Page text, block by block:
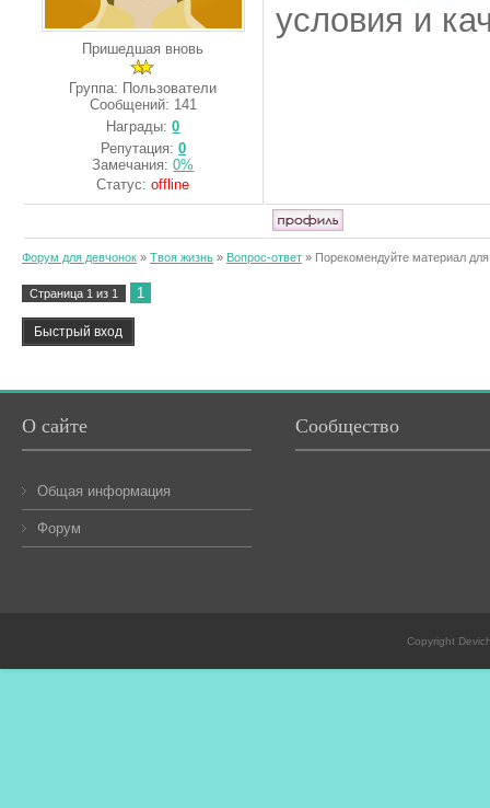
Пришедшая вновь
Группа: Пользователи
Сообщений: 141
Награды:0
Репутация: 0
Замечания:0%
Статус:offline
условия и
Форум для девчонок » Твоя жизнь » Вопрос-ответ » Порекомендуйте материал
Страница 1 из 1 1
О сайте
Общая информация
Форум
Сообщество
Copyright